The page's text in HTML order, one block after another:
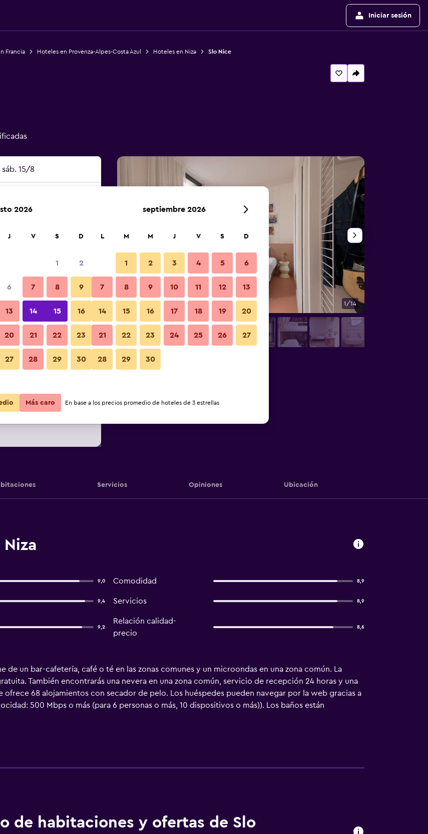
Iniciar sesión
Francia Hoteles en Provenza-Alpes-Costa Azul Hoteles en Niza Slo Nice
sáb. 15/8
de precio por noche
Total noche
$46 Ver oferta
$64
Habitación 1/14
Fotos
Servicios Opiniones Ubicación
9,0 Comodidad 8,9
9,4 Servicios 8,9
9,2
Relación calidad-
precio
8,6
de un bar-cafetería, café o té en las zonas comunes y un microondas en una zona común. La
También encontrarás una nevera en una zona común, servicio de recepción 24 horas y una
ofrece 68 alojamientos con secador de pelo. Los huéspedes pueden navegar por la web gracias a
500 Mbps o más (para 6 personas o más, 10 dispositivos o más)). Los baños están
limpieza todos los días.
de habitaciones y ofertas de Slo
2026
J V S D
1 2
6 7 8 9
13 14 15 16
20 21 22 23
27 28 29 30
septiembre 2026
L M M J V S D
1 2 3 4 5 6
7 8 9 10 11 12 13
14 15 16 17 18 19 20
21 22 23 24 25 26 27
28 29 30
Más caro En base a los precios promedio de hoteles de 3 estrellas